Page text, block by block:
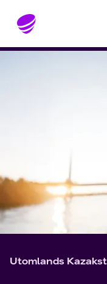
Gå till sidans innehåll
Utomlands